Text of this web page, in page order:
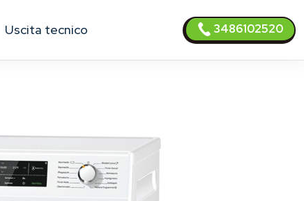
uscita tecnico 3486102520